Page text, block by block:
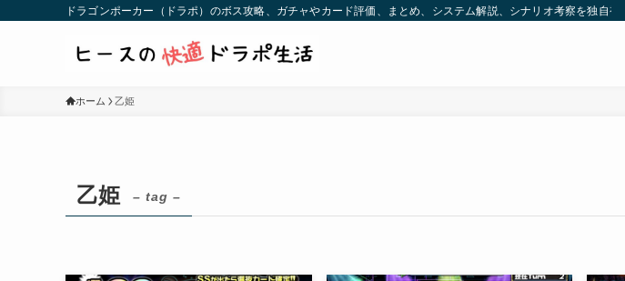
ドラゴンポーカー（ドラポ）のボス攻略、ガチャやカード評価、まとめ、システム解説、シナリオ考察を独自
ホーム 乙姫
乙姫 – tag –